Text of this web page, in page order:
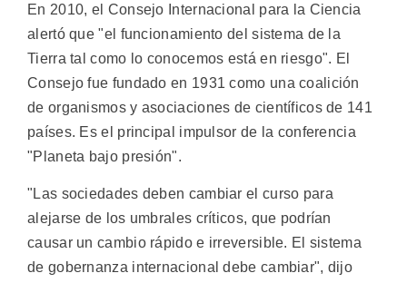
En 2010, el Consejo Internacional para la Ciencia
alertó que "el funcionamiento del sistema de la
Tierra tal como lo conocemos está en riesgo". El
Consejo fue fundado en 1931 como una coalición
de organismos y asociaciones de científicos de 141
países. Es el principal impulsor de la conferencia
"Planeta bajo presión".
"Las sociedades deben cambiar el curso para
alejarse de los umbrales críticos, que podrían
causar un cambio rápido e irreversible. El sistema
de gobernanza internacional debe cambiar", dijo